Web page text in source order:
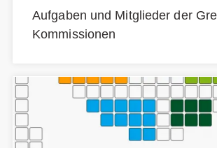
Aufgaben und Mitglieder der
Kommissionen